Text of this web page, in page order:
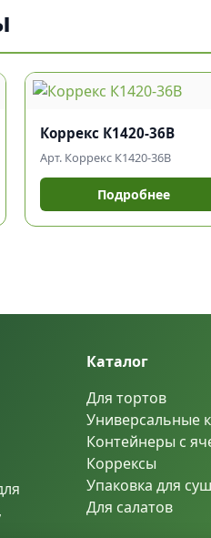
Коррекс К1420-36В
Арт. Коррекс К1420-36В
Подробнее
Каталог
Для тортов
Универсальные
Контейнеры с
Коррексы
Упаковка для
Для салатов